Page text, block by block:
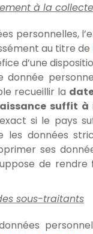
à la
personnelles,
au titre de
d’une
donnée
recueillir la
suffit
si le pays
données
ses
de
sous-traitants